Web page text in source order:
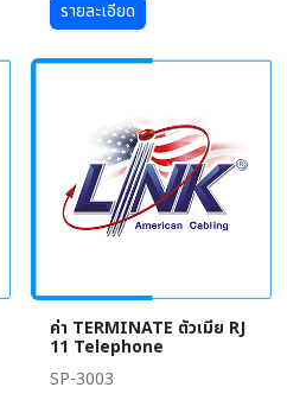
รายละเอียด
ค่า TERMINATE ตัวเมีย RJ
11 Telephone
SP-3003